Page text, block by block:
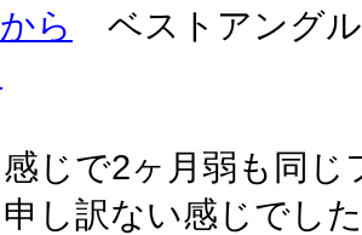
ら
ベストアング
じで2ヶ月弱も同
し訳ない感じでし